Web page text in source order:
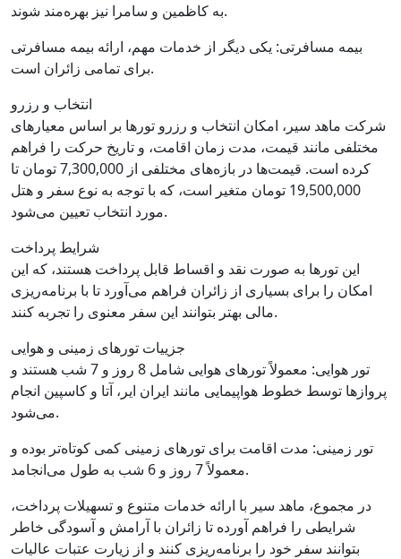
به کاظمین و سامرا نیز بهره‌مند شوند.
بیمه مسافرتی: یکی دیگر از خدمات مهم، ارائه بیمه مسافرتی
برای تمامی زائران است.
انتخاب و رزرو
شرکت ماهد سیر، امکان انتخاب و رزرو تورها بر اساس معیارهای
مختلفی مانند قیمت، مدت زمان اقامت، و تاریخ حرکت را فراهم
کرده است. قیمت‌ها در بازه‌های مختلفی از 7,300,000 تومان تا
19,500,000 تومان متغیر است، که با توجه به نوع سفر و هتل
مورد انتخاب تعیین می‌شود.
شرایط پرداخت
این تورها به صورت نقد و اقساط قابل پرداخت هستند، که این
امکان را برای بسیاری از زائران فراهم می‌آورد تا با برنامه‌ریزی
مالی بهتر بتوانند این سفر معنوی را تجربه کنند.
جزییات تورهای زمینی و هوایی
تور هوایی: معمولاً تورهای هوایی شامل 8 روز و 7 شب هستند و
پروازها توسط خطوط هواپیمایی مانند ایران ایر، آتا و کاسپین انجام
می‌شود.
تور زمینی: مدت اقامت برای تورهای زمینی کمی کوتاه‌تر بوده و
معمولاً 7 روز و 6 شب به طول می‌انجامد.
در مجموع، ماهد سیر با ارائه خدمات متنوع و تسهیلات پرداخت،
شرایطی را فراهم آورده تا زائران با آرامش و آسودگی خاطر
بتوانند سفر خود را برنامه‌ریزی کنند و از زیارت عتبات عالیات